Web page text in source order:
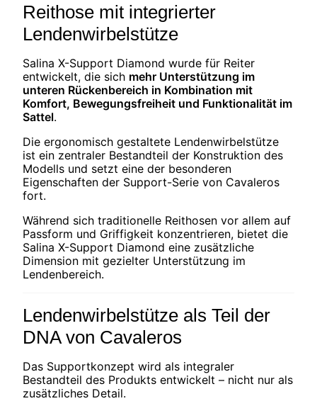
Reithose mit integrierter
Lendenwirbelstütze
Salina X-Support Diamond wurde für Reiter
entwickelt, die sich mehr Unterstützung im
unteren Rückenbereich in Kombination mit
Komfort, Bewegungsfreiheit und Funktionalität im
Sattel.
Die ergonomisch gestaltete Lendenwirbelstütze
ist ein zentraler Bestandteil der Konstruktion des
Modells und setzt eine der besonderen
Eigenschaften der Support-Serie von Cavaleros
fort.
Während sich traditionelle Reithosen vor allem auf
Passform und Griffigkeit konzentrieren, bietet die
Salina X-Support Diamond eine zusätzliche
Dimension mit gezielter Unterstützung im
Lendenbereich.
Lendenwirbelstütze als Teil der
DNA von Cavaleros
Das Supportkonzept wird als integraler
Bestandteil des Produkts entwickelt – nicht nur als
zusätzliches Detail.